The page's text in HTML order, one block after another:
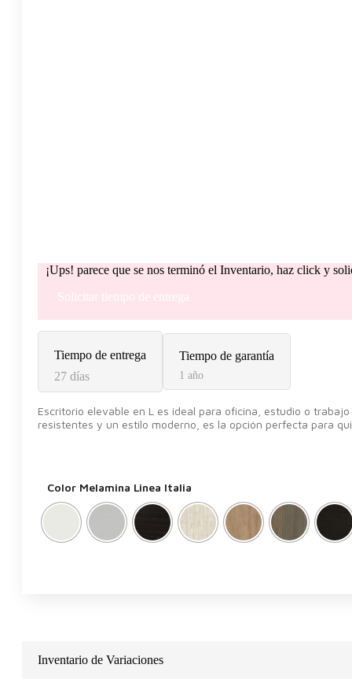
¡Ups! parece que se nos terminó el Inventario, haz click y
Solicitar tiempo de entrega
Tiempo de entrega
27 días
Tiempo de garantía
1 año
Escritorio elevable en L es ideal para oficina, estudio o
resistentes y un estilo moderno, es la opción perfecta para
Color Melamina Linea Italia
Inventario de Variaciones